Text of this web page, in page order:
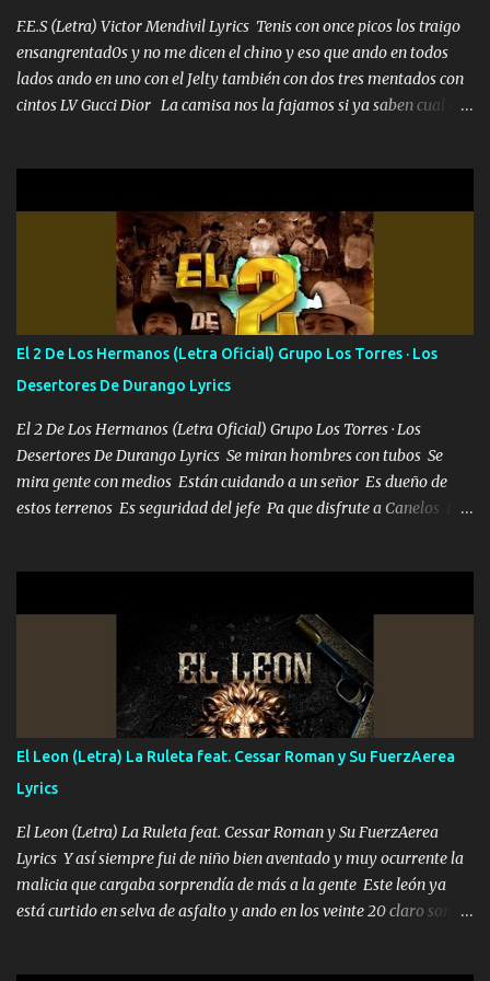
las risas las que me miran hay gente corriente no quieren ve...
F.E.S (Letra) Victor Mendivil Lyrics Tenis con once picos los traigo
ensangrentad0s y no me dicen el chino y eso que ando en todos
lados ando en uno con el Jelty también con dos tres mentados con
cintos LV Gucci Dior La camisa nos la fajamos si ya saben cual es
estándares 110 mil records de pistas no me falta mucho para
verme en las revistas Ya pasé Italia Japón Madrid Milán y también
Francia ropa de 100.000 bolas Louis vuitton es mi fragancia
repleta de presidentes la bolsa estoy en mi pic si no se han dado
cuenta chequeen gráficas del kitch
El 2 De Los Hermanos (Letra Oficial) Grupo Los Torres · Los
Desertores De Durango Lyrics
El 2 De Los Hermanos (Letra Oficial) Grupo Los Torres · Los
Desertores De Durango Lyrics Se miran hombres con tubos Se
mira gente con medios Están cuidando a un señor Es dueño de
estos terrenos Es seguridad del jefe Pa que disfrute a Canelos Es
ni tampoco las mujeres porque es platica de grandes por eso hay
que estar alegres doy las instrucciones para atender los deberes
Música Si es que salta algún problema de confianza tengo gente
ahí está el Hombre Cuarenta y también Pariente 7 arreglan
cualquier problema no más es cuestión que ordené NOS HACE
FALTA UN HERMANO DE CLAVE ERA EL 24 SIEMPRE FUE UN
HOMBRE VALIENTE POR ALGO M'URIÓ PELEAND0 SIEMPRE
VIO POR LA FAMILIA PARA QUE SIGA EL LEGADO Es el DOS de
los HERMANOS un cerebro inteligente y com...
El Leon (Letra) La Ruleta feat. Cessar Roman y Su FuerzAerea
Lyrics
El Leon (Letra) La Ruleta feat. Cessar Roman y Su FuerzAerea
Lyrics Y así siempre fui de niño bien aventado y muy ocurrente la
malicia que cargaba sorprendía de más a la gente Este león ya
está curtido en selva de asfalto y ando en los veinte 20 claro son